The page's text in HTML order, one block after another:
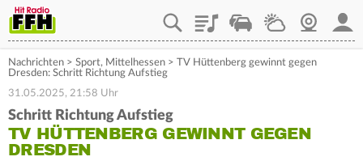
PlaylistStaupilotWetterWebcam
Nachrichten > Sport, Mittelhessen > TV Hüttenberg gewinnt gegen
Dresden: Schritt Richtung Aufstieg
31.05.2025, 21:58 Uhr
Schritt Richtung Aufstieg
TV HÜTTENBERG GEWINNT GEGEN
DRESDEN